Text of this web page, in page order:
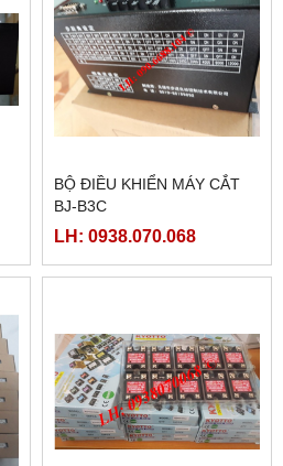
BỘ ĐIỀU KHIỂN MÁY CẮT
BJ-B3C
LH: 0938.070.068